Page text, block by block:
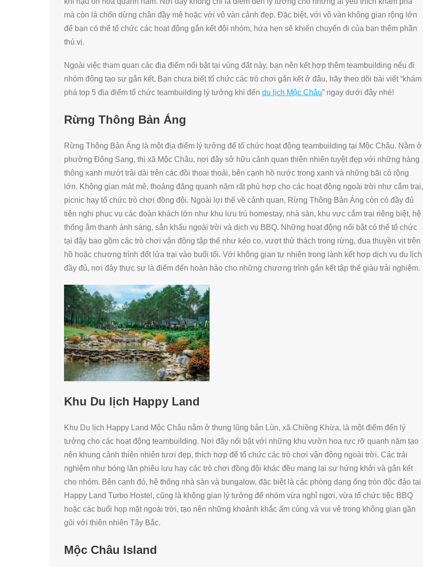
mà còn là chốn dừng chân đầy mê hoặc với vô vàn cảnh đẹp. Đặc biệt, với vô vàn không gian rộng lớn
để bạn có thể tổ chức các hoạt động gắn kết đội nhóm, hứa hẹn sẽ khiến chuyến đi của bạn thêm phần
thú vị.
Ngoài việc tham quan các địa điểm nổi bật tại vùng đất này, bạn nên kết hợp thêm teambuilding nếu đi
nhóm đông tạo sự gắn kết. Bạn chưa biết tổ chức các trò chơi gắn kết ở đâu, hãy theo dõi bài viết “khám
phá top 5 địa điểm tổ chức teambuilding lý tưởng khi đến du lịch Mộc Châu” ngay dưới đây nhé!
Rừng Thông Bản Áng
Rừng Thông Bản Áng là một địa điểm lý tưởng để tổ chức hoạt động teambuilding tại Mộc Châu. Nằm ở
phường Đông Sang, thị xã Mộc Châu, nơi đây sở hữu cảnh quan thiên nhiên tuyệt đẹp với những hàng
thông xanh mướt trải dài trên các đồi thoai thoải, bên cạnh hồ nước trong xanh và những bãi cỏ rộng
lớn. Không gian mát mẻ, thoáng đãng quanh năm rất phù hợp cho các hoạt động ngoài trời như cắm trại,
picnic hay tổ chức trò chơi đồng đội. Ngoài lợi thế về cảnh quan, Rừng Thông Bản Áng còn có đầy đủ
tiện nghi phục vụ các đoàn khách lớn như khu lưu trú homestay, nhà sàn, khu vực cắm trại riêng biệt, hệ
thống âm thanh ánh sáng, sân khấu ngoài trời và dịch vụ BBQ. Những hoạt động nổi bật có thể tổ chức
tại đây bao gồm các trò chơi vận động tập thể như kéo co, vượt thử thách trong rừng, đua thuyền vịt trên
hồ hoặc chương trình đốt lửa trại vào buổi tối. Với không gian tự nhiên trong lành kết hợp dịch vụ du lịch
đầy đủ, nơi đây thực sự là điểm đến hoàn hảo cho những chương trình gắn kết tập thể giàu trải nghiệm.
Khu Du lịch Happy Land
Khu Du lịch Happy Land Mộc Châu nằm ở thung lũng bản Lùn, xã Chiềng Khừa, là một điểm đến lý
tưởng cho các hoạt động teambuilding. Nơi đây nổi bật với những khu vườn hoa rực rỡ quanh năm tạo
nên khung cảnh thiên nhiên tươi đẹp, thích hợp để tổ chức các trò chơi vận động ngoài trời. Các trải
nghiệm như bóng lăn phiêu lưu hay các trò chơi đồng đội khác đều mang lại sự hứng khởi và gắn kết
cho nhóm. Bên cạnh đó, hệ thống nhà sàn và bungalow, đặc biệt là các phòng dạng ống tròn độc đáo tại
Happy Land Turbo Hostel, cũng là không gian lý tưởng để nhóm vừa nghỉ ngơi, vừa tổ chức tiệc BBQ
hoặc các buổi họp mặt ngoài trời, tạo nên những khoảnh khắc ấm cúng và vui vẻ trong không gian gần
gũi với thiên nhiên Tây Bắc.
Mộc Châu Island